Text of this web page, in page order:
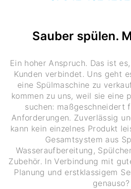
Sauber spülen.
Ein hoher Anspruch. Das ist
Kunden verbindet. Uns geht
eine Spülmaschine zu
kommen zu uns, weil sie eine
suchen: maßgeschneidert
Anforderungen. Zuverlässig
kann kein einzelnes Produkt
Gesamtsystem aus
Wasseraufbereitung,
Zubehör. In Verbindung mit
Planung und erstklassigem
genauso?